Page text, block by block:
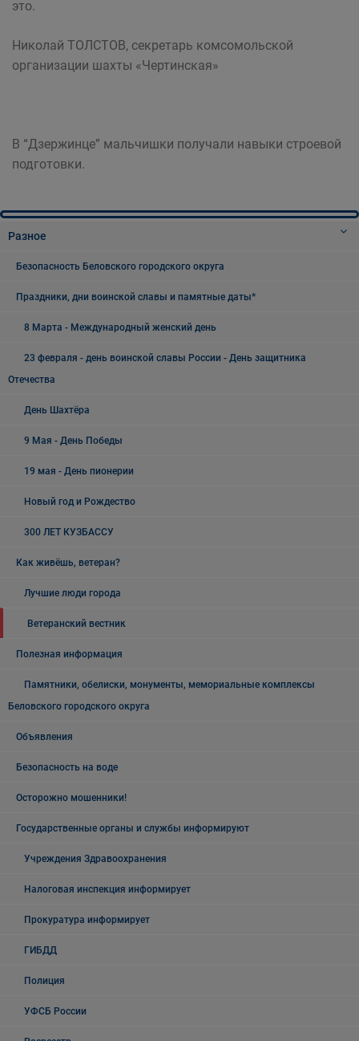
это.
Николай ТОЛСТОВ, секретарь комсомольской
организации шахты «Чертинская»
В “Дзержинце” мальчишки получали навыки строевой
подготовки.
Разное
Безопасность Беловского городского округа
Праздники, дни воинской славы и памятные даты*
8 Марта - Международный женский день
23 февраля - день воинской славы России - День защитника
Отечества
День Шахтёра
9 Мая - День Победы
19 мая - День пионерии
Новый год и Рождество
300 ЛЕТ КУЗБАССУ
Как живёшь, ветеран?
Лучшие люди города
Ветеранский вестник
Полезная информация
Памятники, обелиски, монументы, мемориальные комплексы
Беловского городского округа
Объявления
Безопасность на воде
Осторожно мошенники!
Государственные органы и службы информируют
Учреждения Здравоохранения
Налоговая инспекция информирует
Прокуратура информирует
ГИБДД
Полиция
УФСБ России